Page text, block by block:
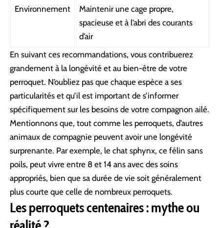
Environnement
Maintenir une cage propre,
spacieuse et à l’abri des courants
d’air
En suivant ces recommandations, vous contribuerez
grandement à la longévité et au bien-être de votre
perroquet. N’oubliez pas que chaque espèce a ses
particularités et qu’il est important de s’informer
spécifiquement sur les besoins de votre compagnon ailé.
Mentionnons que, tout comme les perroquets, d’autres
animaux de compagnie peuvent avoir une longévité
surprenante. Par exemple, le chat sphynx, ce félin sans
poils, peut vivre entre 8 et 14 ans avec des soins
appropriés, bien que sa durée de vie soit généralement
plus courte que celle de nombreux perroquets.
Les perroquets centenaires : mythe ou